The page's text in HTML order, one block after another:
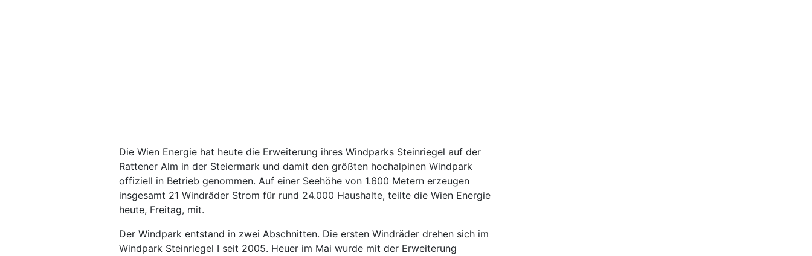
Die Wien Energie hat heute die Erweiterung ihres Windparks Steinriegel auf der
Rattener Alm in der Steiermark und damit den größten hochalpinen Windpark
offiziell in Betrieb genommen. Auf einer Seehöhe von 1.600 Metern erzeugen
insgesamt 21 Windräder Strom für rund 24.000 Haushalte, teilte die Wien Energie
heute, Freitag, mit.
Der Windpark entstand in zwei Abschnitten. Die ersten Windräder drehen sich im
Windpark Steinriegel I seit 2005. Heuer im Mai wurde mit der Erweiterung